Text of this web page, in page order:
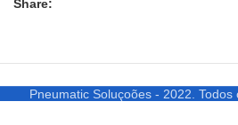
Share:
Pneumatic Soluçoões - 2022. Todos